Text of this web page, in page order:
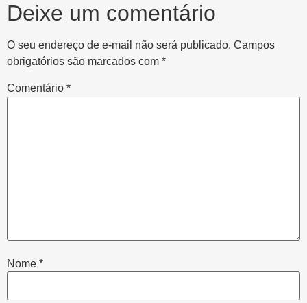
Deixe um comentário
O seu endereço de e-mail não será publicado. Campos
obrigatórios são marcados com *
Comentário *
Nome *